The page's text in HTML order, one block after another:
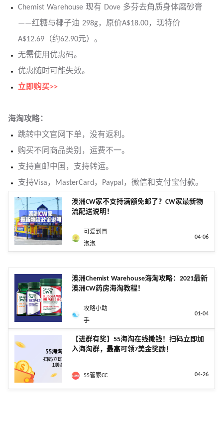
Chemist Warehouse 现有 Dove 多芬去角质身体磨砂膏
——红糖与椰子油 298g，原价A$18.00，现特价
A$12.69（约62.90元）。
无需使用优惠码。
优惠随时可能失效。
立即购买>>
海淘攻略：
跳转中文官网下单，没有返利。
购买不同商品类别，运费不一。
支持直邮中国，支持转运。
支持Visa，MasterCard，Paypal，微信和支付宝付款。
澳洲CW家不支持满额免邮了？CW家最新物
流配送说明！
可爱到冒
泡泡
04-06
澳洲Chemist Warehouse海淘攻略：2021最新
澳洲CW药房海淘教程！
攻略小助
手
01-04
【进群有奖】55海淘在线撒钱！扫码立即加
入海淘群，最高可领7美金奖励！
55管家CC 04-26